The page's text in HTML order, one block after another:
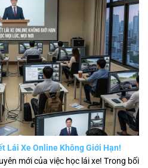
Lái Xe Online Không Giới Hạn!
mới của việc học lái xe! Trong bối